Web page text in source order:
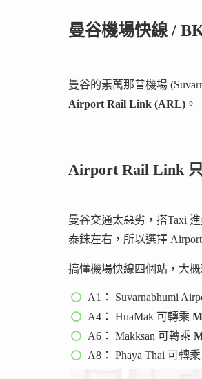
曼谷機場快線 /
曼谷的素萬那普機場
Airport Rail Link (ARL) 。
Airport Rail Link
曼谷交通太惡劣，搭Taxi
泰銖左右，所以選擇
搞懂機場快線四個站，大
A1： Suvarnabhumi
A4： HuaMak 可轉乘
A6： Makksan 可轉乘
A8： Phaya Thai 可轉乘